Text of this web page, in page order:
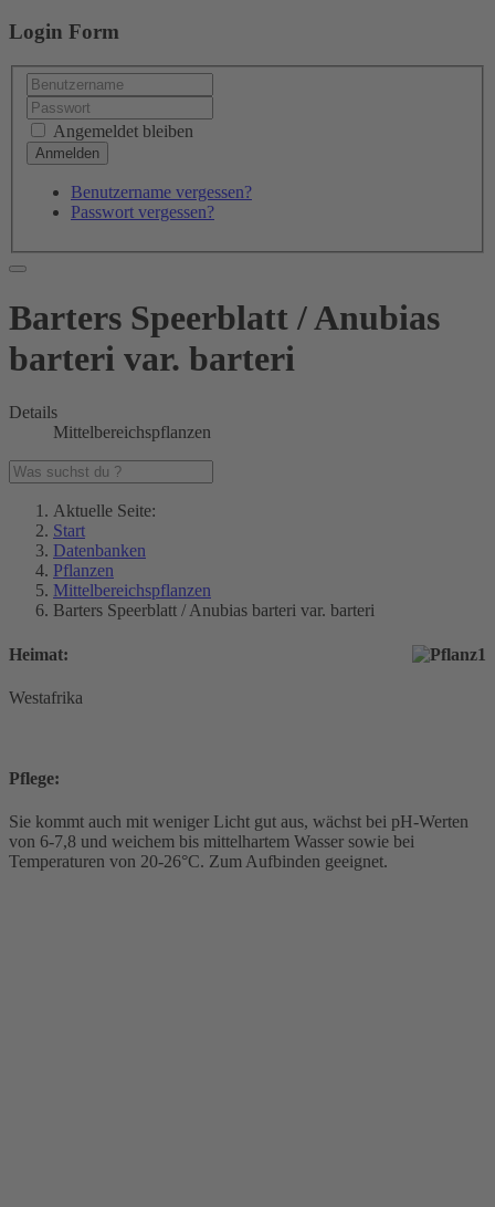
Login Form
Angemeldet bleiben
Benutzername vergessen?
Passwort vergessen?
Barters Speerblatt / Anubias
barteri var. barteri
Details
Mittelbereichspflanzen
Aktuelle Seite:
Start
Datenbanken
Pflanzen
Mittelbereichspflanzen
Barters Speerblatt / Anubias barteri var. barteri
Heimat:
Westafrika
Pflege:
Sie kommt auch mit weniger Licht gut aus, wächst bei pH-Werten
von 6-7,8 und weichem bis mittelhartem Wasser sowie bei
Temperaturen von 20-26°C. Zum Aufbinden geeignet.